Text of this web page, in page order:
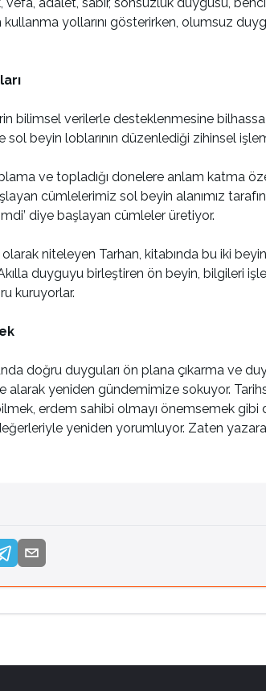
yollarını gösterirken, olumsuz
bilimsel verilerle desteklenmesine
beyin loblarının düzenlediği zihinsel
ve topladığı donelere anlam katma
cümlelerimiz sol beyin alanımız
diye başlayan cümleler üretiyor.
niteleyen Tarhan, kitabında bu iki
duyguyu birleştiren ön beyin, bilgileri
kuruyorlar.
doğru duyguları ön plana çıkarma ve
alarak yeniden gündemimize sokuyor.
erdem sahibi olmayı önemsemek gibi
yeniden yorumluyor. Zaten